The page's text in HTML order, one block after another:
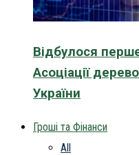
Відбулося
Асоціації
України
Гроші та Фінанси
All